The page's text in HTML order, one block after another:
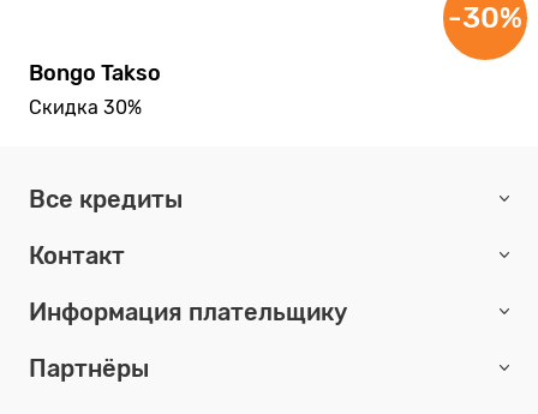
Bongo Takso
Скидка 30%
-30%
Все кредиты
Контакт
Информация плательщику
Партнёры